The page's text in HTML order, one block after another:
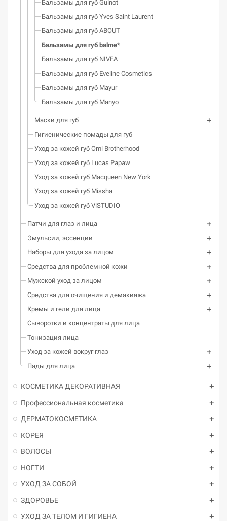
Бальзамы для губ Guinot
Бальзамы для губ Yves Saint Laurent
Бальзамы для губ ABOUT
Бальзамы для губ balme*
Бальзамы для губ NIVEA
Бальзамы для губ Eveline Cosmetics
Бальзамы для губ Mayur
Бальзамы для губ Manyo
Маски для губ
Гигиенические помады для губ
Уход за кожей губ Omi Brotherhood
Уход за кожей губ Lucas Papaw
Уход за кожей губ Macqueen New York
Уход за кожей губ Missha
Уход за кожей губ ViSTUDIO
Патчи для глаз и лица
Эмульсии, эссенции
Наборы для ухода за лицом
Средства для проблемной кожи
Мужской уход за лицом
Средства для очищения и демакияжа
Кремы и гели для лица
Сыворотки и концентраты для лица
Тонизация лица
Уход за кожей вокруг глаз
Пады для лица
КОСМЕТИКА ДЕКОРАТИВНАЯ
Профессиональная косметика
ДЕРМАТОКОСМЕТИКА
КОРЕЯ
ВОЛОСЫ
НОГТИ
УХОД ЗА СОБОЙ
ЗДОРОВЬЕ
УХОД ЗА ТЕЛОМ И ГИГИЕНА